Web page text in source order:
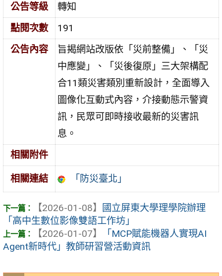
公告等級
轉知
點閱次數
191
公告內容
旨揭網站改版依「災前整備」、「災
中應變」、「災後復原」三大架構配
合11類災害類別重新設計，全面導入
圖像化互動式內容，介接動態示警資
訊，民眾可即時接收最新的災害訊
息。
相關附件
相關連結 「防災臺北」
【2026-01-08】
國立屏東大學理學院辦理
「高中生數位影像雙語工作坊」
【2026-01-07】
「MCP賦能機器人實現AI
Agent新時代」教師研習營活動資訊